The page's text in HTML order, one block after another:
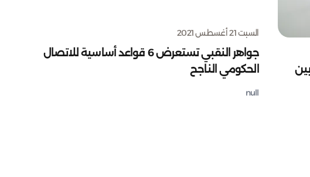
السبت 21 أغسطس 2021
جواهر النقبي تستعرض 6 قواعد أساسية للاتصال
الحكومي الناجح
null